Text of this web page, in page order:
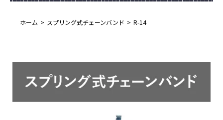
ホーム スプリング式チェーンバンド R-14